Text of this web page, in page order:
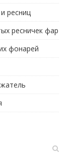
ресниц
ресничек фар
фонарей